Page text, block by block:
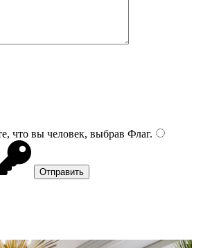
что вы человек, выбрав Флаг.